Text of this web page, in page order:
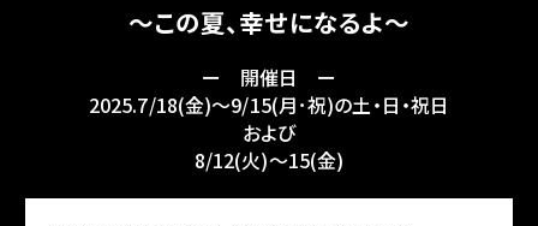
～この夏、幸せになるよ～
ー 開催日 ー
2025.7/18(金)～9/15(月･祝)の土・日・祝日
および
8/12(火)～15(金)